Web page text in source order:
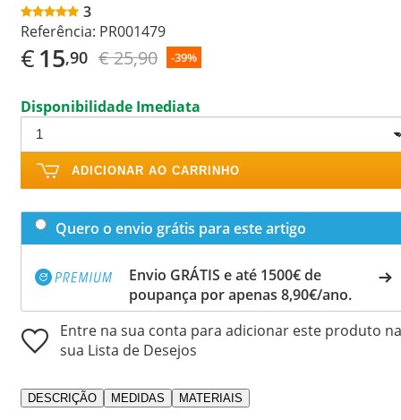
3
Referência: PR001479
€15,90 € 25,90 -39%
Disponibilidade Imediata
ADICIONAR AO CARRINHO
Quero o envio grátis para este artigo
Envio GRÁTIS e até 1500€ de
poupança por apenas 8,90€/ano.
Entre na sua conta para adicionar este produto na
sua Lista de Desejos
DESCRIÇÃO MEDIDAS MATERIAIS